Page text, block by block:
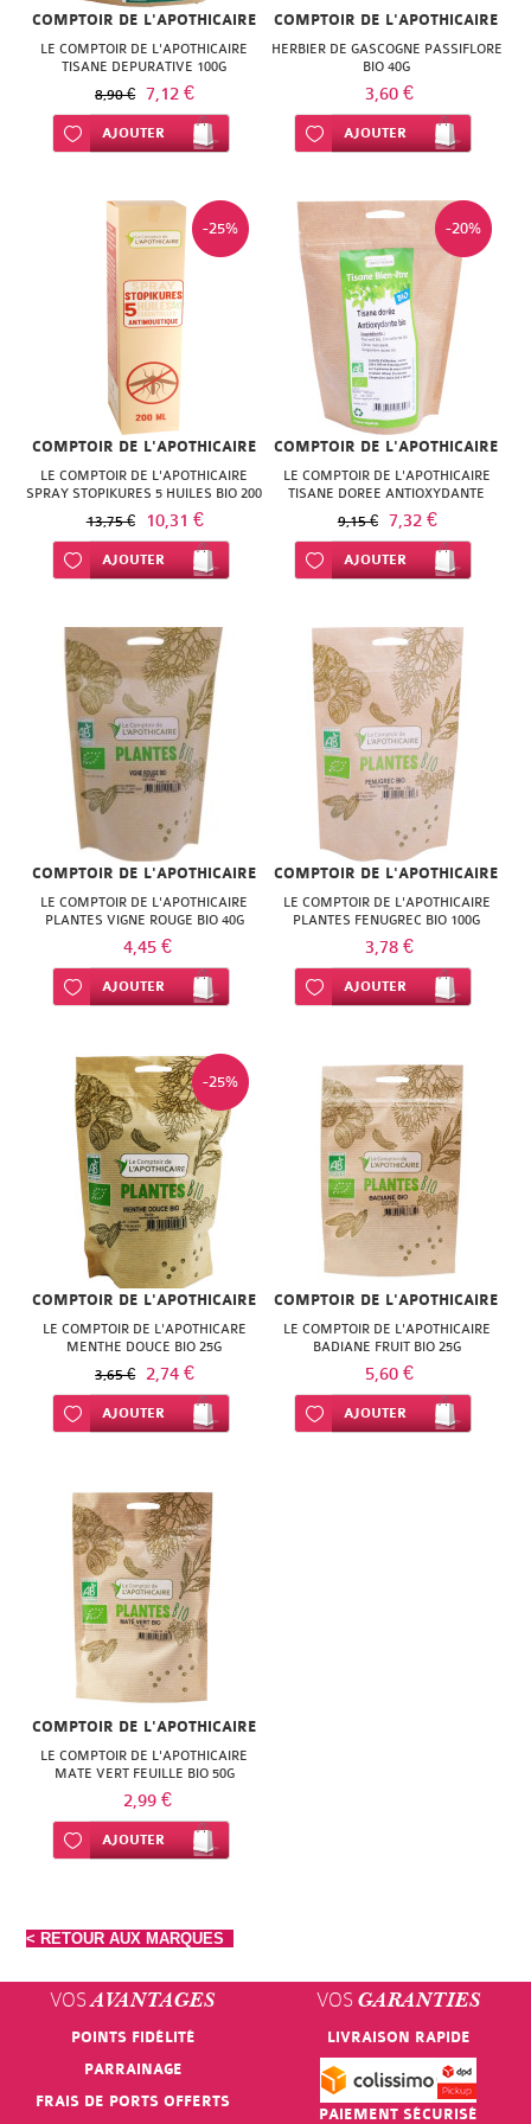
SKINCEUTICALS
URIAGE
VELDS
WELEDA
GALLET
SVR
TAAJ
VICHY
VITRY
WELEDA
MUSTELA
NATESSANCE
PEDIAKID
URIAGE
VITABIO
LEHNING
LERO
LES
3
CHENES
MERCK
&
FORM
NATURAL
NUTRITION
NATURE'S
PLUS
NEW
NORDIC
NUTERGIA
NUTRISANTE
OENOBIOL
ISODIS
NATURA
PEDIAKID
PHARMANORD
PHYSCIENCE
PHYTEA
QUINTON
VERTE
SOLGAR
SUPER
DIET
THERALICA
POA
HERBA
HERBESAN
DU
BAIN
SENS
DES
FLEURS
LIFT'ARGAN
MELVITA
FORM
NATURACTIVE
NATURESYSTEM
NUTRISANTE
PHYTAROMASOL
PHYTOSUN
AROMS
PLANTER'S
PRANAROM
SOLGAR
WELEDA
COMPTOIR DE L'APOTHICAIRE
LE COMPTOIR DE L'APOTHICAIRE
TISANE DEPURATIVE 100G
8,90 € 7,12 €
Ajouter à ma liste d’envie
AJOUTER
COMPTOIR DE L'APOTHICAIRE
HERBIER DE GASCOGNE PASSIFLORE
BIO 40G
3,60 €
Ajouter à ma liste d’envie
AJOUTER
-25%
COMPTOIR DE L'APOTHICAIRE
LE COMPTOIR DE L'APOTHICAIRE
SPRAY STOPIKURES 5 HUILES BIO 200
ML
13,75 € 10,31 €
Ajouter à ma liste d’envie
AJOUTER
-20%
COMPTOIR DE L'APOTHICAIRE
LE COMPTOIR DE L'APOTHICAIRE
TISANE DOREE ANTIOXYDANTE
BIO100G
9,15 € 7,32 €
Ajouter à ma liste d’envie
AJOUTER
COMPTOIR DE L'APOTHICAIRE
LE COMPTOIR DE L'APOTHICAIRE
PLANTES VIGNE ROUGE BIO 40G
4,45 €
Ajouter à ma liste d’envie
AJOUTER
COMPTOIR DE L'APOTHICAIRE
LE COMPTOIR DE L'APOTHICAIRE
PLANTES FENUGREC BIO 100G
3,78 €
Ajouter à ma liste d’envie
AJOUTER
-25%
COMPTOIR DE L'APOTHICAIRE
LE COMPTOIR DE L'APOTHICARE
MENTHE DOUCE BIO 25G
3,65 € 2,74 €
Ajouter à ma liste d’envie
AJOUTER
COMPTOIR DE L'APOTHICAIRE
LE COMPTOIR DE L'APOTHICAIRE
BADIANE FRUIT BIO 25G
5,60 €
Ajouter à ma liste d’envie
AJOUTER
COMPTOIR DE L'APOTHICAIRE
LE COMPTOIR DE L'APOTHICAIRE
MATE VERT FEUILLE BIO 50G
2,99 €
Ajouter à ma liste d’envie
AJOUTER
< RETOUR AUX MARQUES
VOS AVANTAGES
POINTS FIDÉLITÉ
PARRAINAGE
FRAIS DE PORTS OFFERTS
VOS GARANTIES
LIVRAISON RAPIDE
PAIEMENT SÉCURISÉ